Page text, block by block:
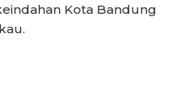
Kota Bandung